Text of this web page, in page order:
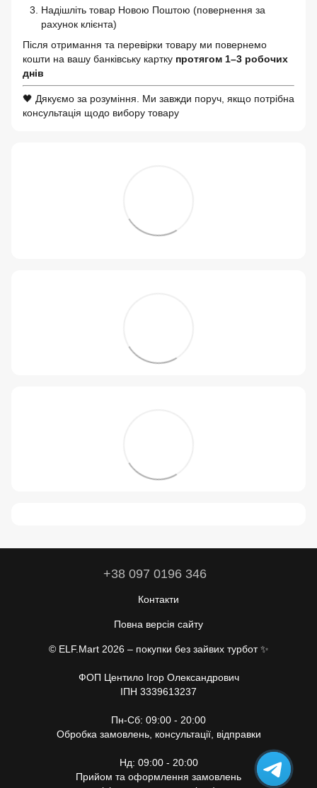
Надішліть товар Новою Поштою (повернення за
рахунок клієнта)
Після отримання та перевірки товару ми повернемо
кошти на вашу банківську картку протягом 1–3 робочих
днів
🖤 Дякуємо за розуміння. Ми завжди поруч, якщо потрібна
консультація щодо вибору товару
+38 097 0196 346
Контакти
Повна версія сайту
© ELF.Mart 2026 – покупки без зайвих турбот ✨
ФОП Центило Ігор Олександрович
ІПН 3339613237
Пн-Сб: 09:00 - 20:00
Обробка замовлень, консультації, відправки
Нд: 09:00 - 20:00
Прийом та оформлення замовлень